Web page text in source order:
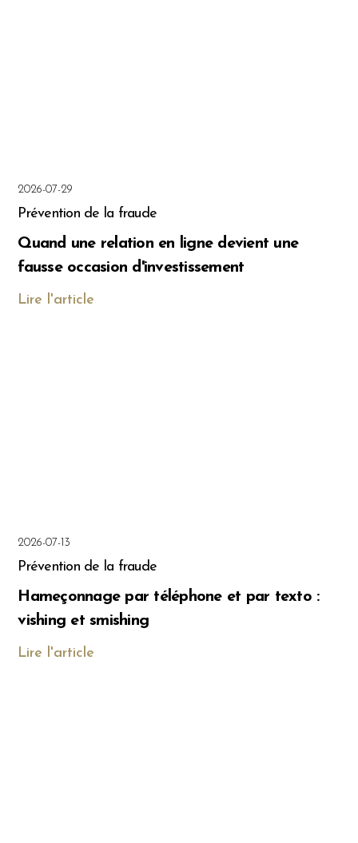
2026-07-29
Prévention de la fraude
Quand une relation en ligne devient une
fausse occasion d'investissement
Lire l'article
2026-07-13
Prévention de la fraude
Hameçonnage par téléphone et par texto :
vishing et smishing
Lire l'article